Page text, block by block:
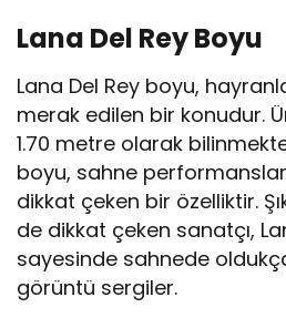
Lana Del Rey Boyu
Lana Del Rey boyu,
merak edilen bir konudur.
1.70 metre olarak
boyu, sahne
dikkat çeken bir özelliktir.
de dikkat çeken sanatçı,
sayesinde sahnede
görüntü sergiler.